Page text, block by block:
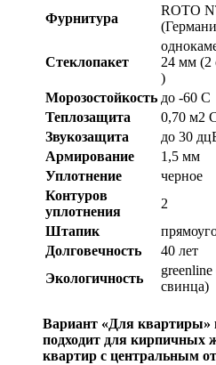
Фурнитура
ROTO
Стеклопакет
24 мм (2
)
Морозостойкость до -60 С
Теплозащита
0,70 м2
Звукозащита
до 30
Армирование
1,5 мм
Уплотнение
черное
Контуров
уплотнения
2
Штапик
Долговечность
40 лет
Экологичность
greenline
свинца)
Вариант «Для квартиры»
подходит для кирпичных
квартир с центральным